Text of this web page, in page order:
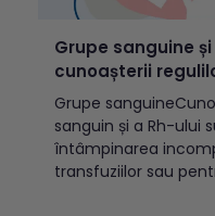
Grupe sanguine
cunoașterii
incompatibilitate
Grupe
sanguin și a Rh-ului
întâmpinarea
transfuziilor sau